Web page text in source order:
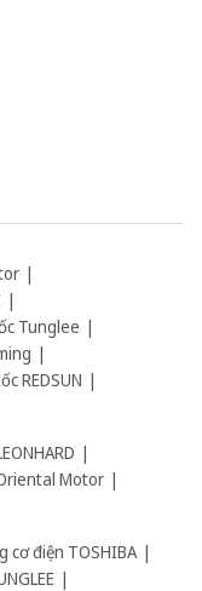
Tunglee
REDSUN
Motor
cơ điện TOSHIBA